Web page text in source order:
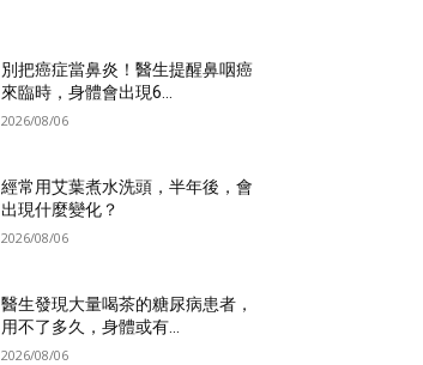
別把癌症當鼻炎！醫生提醒鼻咽癌
來臨時，身體會出現6...
2026/08/06
經常用艾葉煮水洗頭，半年後，會
出現什麼變化？
2026/08/06
醫生發現大量喝茶的糖尿病患者，
用不了多久，身體或有...
2026/08/06